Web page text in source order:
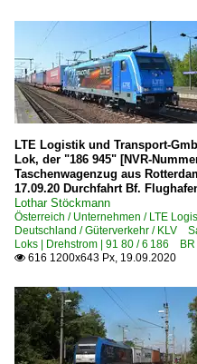
LTE Logistik und Transport-
Lok, der "186 945" [NVR-
Taschenwagenzug aus
17.09.20 Durchfahrt Bf.
Lothar Stöckmann
Österreich / Unternehmen / LTE
Deutschland / Güterverkehr / KLV
Loks | Drehstrom | 91 80 / 6 186
 616 1200x643 Px, 19.09.2020